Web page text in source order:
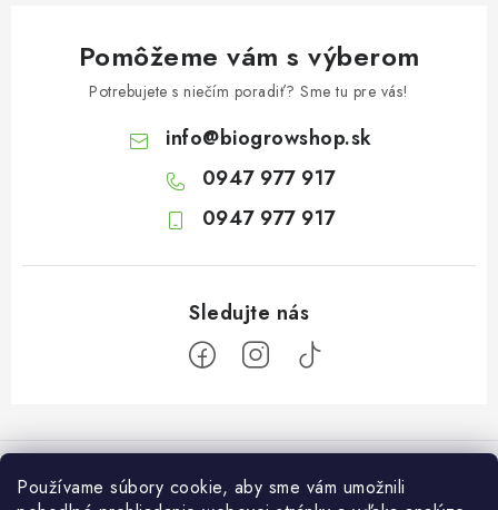
Používame súbory cookie, aby sme vám umožnili
Pomôžeme vám s výberom
Potrebujete s niečím poradiť? Sme tu pre vás!
info@biogrowshop.sk
0947 977 917
0947 977 917
á